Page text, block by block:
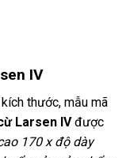
IV
thước, mẫu mã
Larsen IVđược
170 x độ dày